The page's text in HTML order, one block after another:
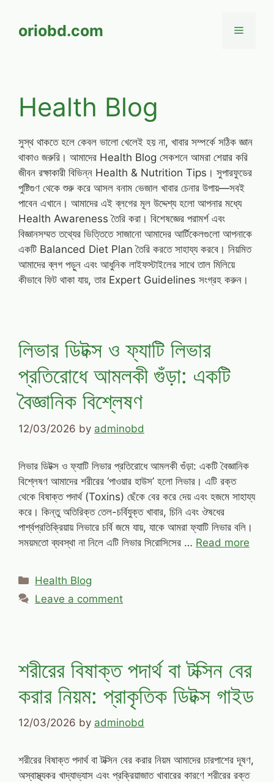
contentoriobd.com Menu
Health Blog
সুস্থ থাকতে হলে কেবল ভালো খেলেই হয় না, খাবার সম্পর্কে সঠিক জ্ঞান
থাকাও জরুরি। আমাদের Health Blog সেকশনে আমরা শেয়ার করি
জীবন রক্ষাকারী বিভিন্ন Health & Nutrition Tips। সুপারফুডের
পুষ্টিগুণ থেকে শুরু করে আসল বনাম ভেজাল খাবার চেনার উপায়—সবই
পাবেন এখানে। আমাদের এই ব্লগের মূল উদ্দেশ্য হলো আপনার মধ্যে
Health Awareness তৈরি করা। বিশেষজ্ঞের পরামর্শ এবং
বিজ্ঞানসম্মত তথ্যের ভিত্তিতে সাজানো আমাদের আর্টিকেলগুলো আপনাকে
একটি Balanced Diet Plan তৈরি করতে সাহায্য করবে। নিয়মিত
আমাদের ব্লগ পড়ুন এবং আধুনিক লাইফস্টাইলের সাথে তাল মিলিয়ে
কীভাবে ফিট থাকা যায়, তার Expert Guidelines সংগ্রহ করুন।
লিভার ডিটক্স ও ফ্যাটি লিভার
প্রতিরোধে আমলকী গুঁড়া: একটি
বৈজ্ঞানিক বিশ্লেষণ
12/03/2026 by adminobd
লিভার ডিটক্স ও ফ্যাটি লিভার প্রতিরোধে আমলকী গুঁড়া: একটি বৈজ্ঞানিক
বিশ্লেষণ আমাদের শরীরের ‘পাওয়ার হাউস’ হলো লিভার। এটি রক্ত
থেকে বিষাক্ত পদার্থ (Toxins) ছেঁকে বের করে দেয় এবং হজমে সাহায্য
করে। কিন্তু অতিরিক্ত তেল-চর্বিযুক্ত খাবার, চিনি এবং ঔষধের
পার্শ্বপ্রতিক্রিয়ায় লিভারে চর্বি জমে যায়, যাকে আমরা ফ্যাটি লিভার বলি।
সময়মতো ব্যবস্থা না নিলে এটি লিভার সিরোসিসের … Read more
Categories
Health Blog
Leave a comment
শরীরের বিষাক্ত পদার্থ বা টক্সিন বের
করার নিয়ম: প্রাকৃতিক ডিটক্স গাইড
12/03/2026 by adminobd
শরীরের বিষাক্ত পদার্থ বা টক্সিন বের করার নিয়ম আমাদের চারপাশের দূষণ,
অস্বাস্থ্যকর খাদ্যাভ্যাস এবং প্রক্রিয়াজাত খাবারের কারণে শরীরের রক্ত